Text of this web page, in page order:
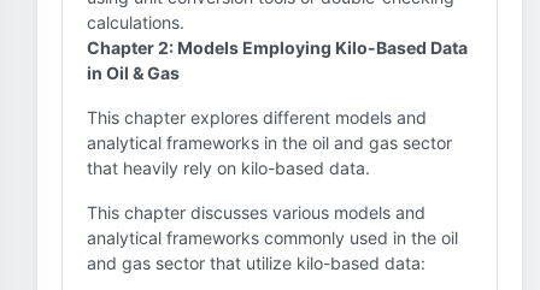
calculations.
Chapter 2: Models Employing Kilo-Based Data
in Oil & Gas
This chapter explores different models and
analytical frameworks in the oil and gas sector
that heavily rely on kilo-based data.
This chapter discusses various models and
analytical frameworks commonly used in the oil
and gas sector that utilize kilo-based data: